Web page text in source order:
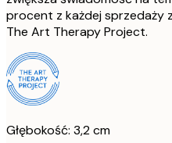
procent z każdej sprzedaży
The Art Therapy Project.
Głębokość: 3,2 cm